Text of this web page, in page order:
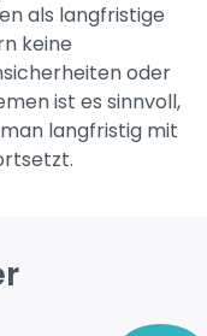
als langfristige
keine
oder
ist es sinnvoll,
langfristig mit